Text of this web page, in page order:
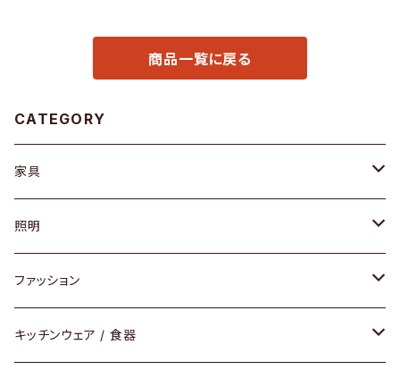
商品一覧に戻る
CATEGORY
家具
ソファ / ベンチ
チェア / スツール
ダイニングセット / ダイニングテーブル
照明
ペンダントライト
テーブルランプ / デスクスタンド
ファッション
アクセサリー
キッチンウェア / 食器